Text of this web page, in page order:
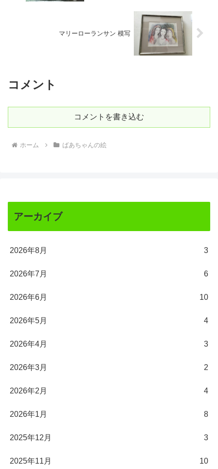
マリーローランサン 模写
コメント
コメントを書き込む
ホーム ばあちゃんの絵
アーカイブ
2026年8月 3
2026年7月 6
2026年6月 10
2026年5月 4
2026年4月 3
2026年3月 2
2026年2月 4
2026年1月 8
2025年12月 3
2025年11月 10